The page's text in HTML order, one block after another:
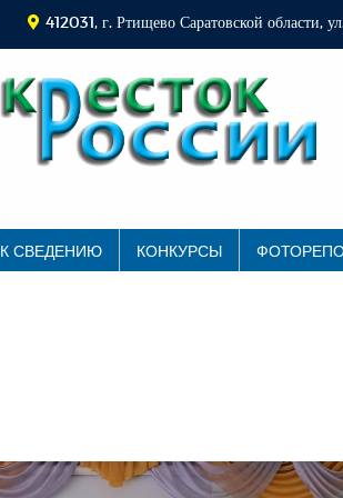
412031, г. Ртищево Саратовской области,
К СВЕДЕНИЮ КОНКУРСЫ